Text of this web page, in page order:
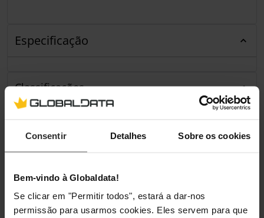
Consentir Detalhes Sobre os cookies
Bem-vindo à Globaldata!
Se clicar em "Permitir todos", estará a dar-nos
permissão para usarmos cookies. Eles servem para que
Especificação
Classificações